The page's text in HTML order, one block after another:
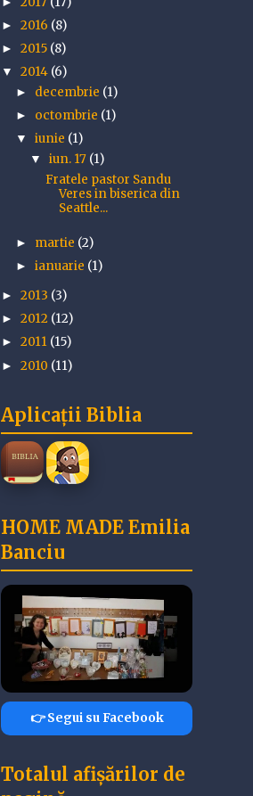
► 2016 (8)
► 2015 (8)
▼ 2014 (6)
► decembrie (1)
► octombrie (1)
▼iunie (1)
▼iun. 17 (1)
Fratele pastor Sandu
Veres in biserica din
Seattle...
► martie (2)
►ianuarie (1)
► 2013 (3)
► 2012 (12)
► 2011 (15)
► 2010 (11)
Aplicații Biblia
HOME MADE Emilia
Banciu
👉 Segui su Facebook
Totalul afișărilor de